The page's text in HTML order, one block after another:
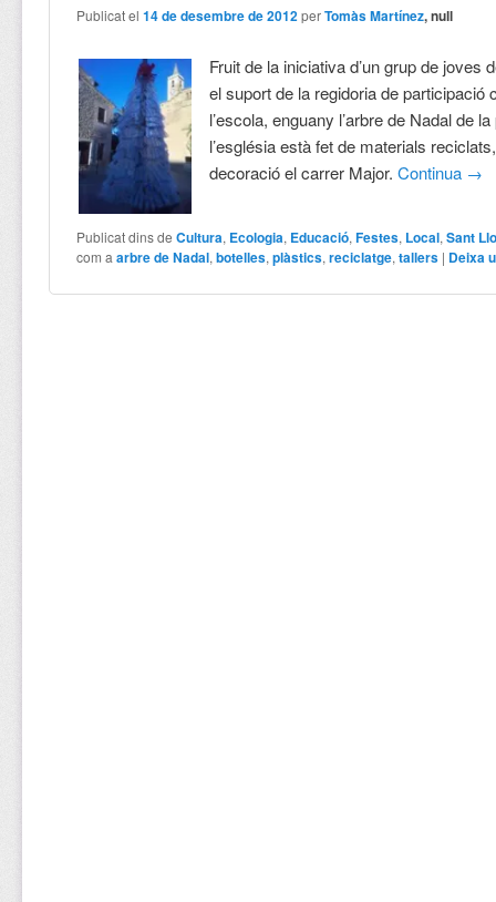
Publicat el14 de desembre de 2012 perTomàs Martínez, null
Fruit de la iniciativa d’un grup de joves
el suport de la regidoria de participació
l’escola, enguany l’arbre de Nadal de
l’església està fet de materials
decoració el carrer Major.Continua →
Publicat dins de Cultura, Ecologia, Educació,Festes, Local,Sant
com a arbre de Nadal,botelles,plàstics,reciclatge,tallers | Deixa